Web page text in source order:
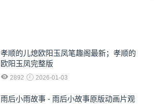
孝顺的儿熄欧阳玉凤笔趣阁最新；孝顺的
欧阳玉凤完整版
2892 2026-01-03
雨后小雨故事 - 雨后小故事原版动画片观